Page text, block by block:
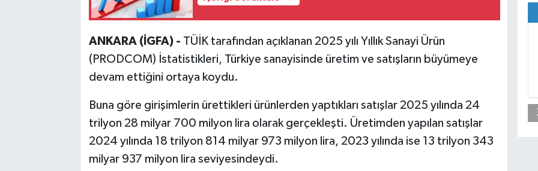
ANKARA (İGFA) - TÜİK tarafından açıklanan 2025 yılı Yıllık Sanayi Ürün
(PRODCOM) İstatistikleri, Türkiye sanayisinde üretim ve satışların büyümeye
devam ettiğini ortaya koydu.
Buna göre girişimlerin ürettikleri ürünlerden yaptıkları satışlar 2025 yılında 24
trilyon 28 milyar 700 milyon lira olarak gerçekleşti. Üretimden yapılan satışlar
2024 yılında 18 trilyon 814 milyar 973 milyon lira, 2023 yılında ise 13 trilyon 343
milyar 937 milyon lira seviyesindeydi.